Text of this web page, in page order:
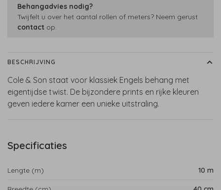
Behangadvies nodig?
Twijfelt u over het aantal rollen of meters? Neem gerust
contact op.
BESCHRIJVING
Cole & Son staat voor klassiek Engels behang met
eigentijdse twist. De bijzondere prints en rijke kleuren
geven iedere kamer een unieke uitstraling.
Specificaties
Lengte (m) 10 m